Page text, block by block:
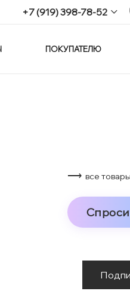
+7 (919) 398-78-52
+7 (919) 398-78-52
ПОКУПАТЕЛЮ
⟶ все